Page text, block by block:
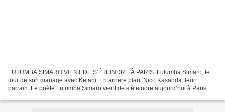
LUTUMBA SIMARO VIENT DE S’ÉTEINDRE À PARIS. Lutumba Simaro, le
jour de son mariage avec Kelani. En arrière plan, Nico Kasanda, leur
parrain. Le poète Lutumba Simaro vient de s’éteindre aujourd’hui à Paris en